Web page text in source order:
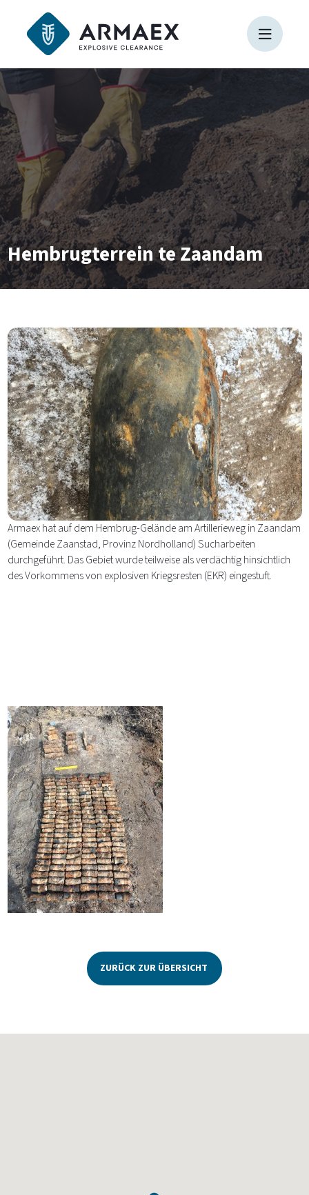
Hembrugterrein te Zaandam
Armaex hat auf dem Hembrug-Gelände am Artillerieweg in Zaandam
(Gemeinde Zaanstad, Provinz Nordholland) Sucharbeiten
durchgeführt. Das Gebiet wurde teilweise als verdächtig hinsichtlich
des Vorkommens von explosiven Kriegsresten (EKR) eingestuft.
ZURÜCK ZUR ÜBERSICHT